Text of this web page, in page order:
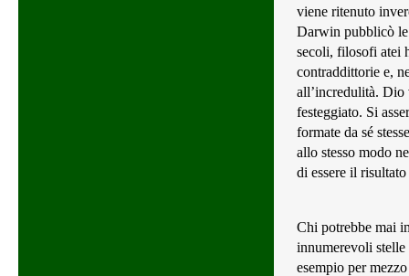
viene ritenuto
Darwin pubblicò
secoli, filosofi atei
contraddittorie e,
all’incredulità. Dio
festeggiato. Si
formate da sé
allo stesso modo
di essere il
Chi potrebbe mai
innumerevoli stelle
esempio per